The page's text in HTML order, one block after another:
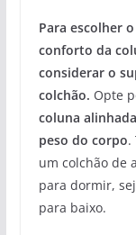
Para escolher
conforto da
considerar o
colchão. Opte
coluna alinhada
peso do corpo.
um colchão de
para dormir,
para baixo.